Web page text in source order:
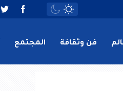
فن وثقافة المجتمع